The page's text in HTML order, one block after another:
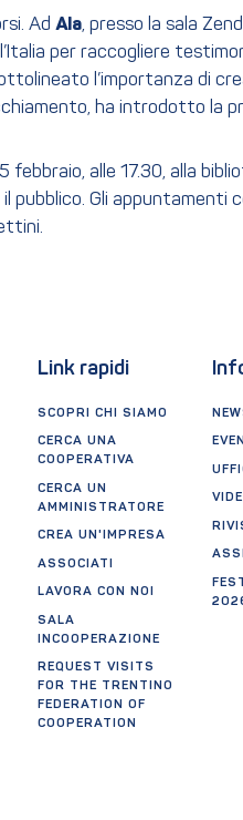
Ad Ala, presso la sala
per raccogliere
l’importanza di
ha introdotto
alle 17.30, alla
pubblico. Gli appuntamenti
Link rapidi
SCOPRI CHI SIAMO
CERCA UNA
COOPERATIVA
CERCA UN
AMMINISTRATORE
CREA UN'IMPRESA
ASSOCIATI
LAVORA CON NOI
SALA
INCOOPERAZIONE
REQUEST VISITS
FOR THE TRENTINO
FEDERATION OF
COOPERATION